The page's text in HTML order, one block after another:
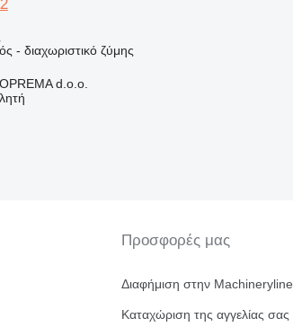
- διαχωριστικό ζύμης
d.o.o.
Προσφορές μας
Διαφήμιση στην Machineryline
Καταχώριση της αγγελίας σας